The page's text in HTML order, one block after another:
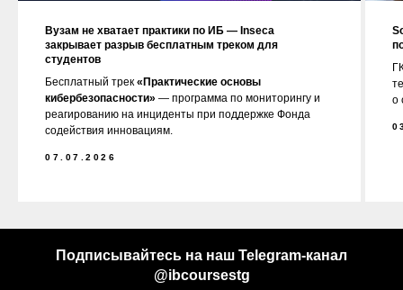
Вузам не хватает практики по ИБ — Inseca
закрывает разрыв бесплатным треком для
студентов
Бесплатный трек «Практические основы
кибербезопасности» — программа по мониторингу и
реагированию на инциденты при поддержке Фонда
содействия инновациям.
07.07.2026
о
Подписывайтесь на наш Telegram-канал
@ibcoursestg